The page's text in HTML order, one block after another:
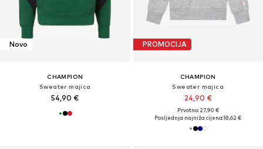
Novo
CHAMPION
Sweater majica
54,90 €
PROMOCIJA
CHAMPION
Sweater majica
24,90 €
Prvotno: 27,90 €
Posljednja najniža cijena:18,62 €